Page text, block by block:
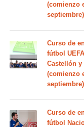
(comienzo
septiembre)
Curso de
fútbol
Castellón y
(comienzo
septiembre)
Curso de
fútbol